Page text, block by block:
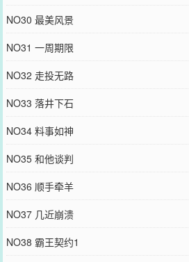
NO30 最美风景
NO31 一周期限
NO32 走投无路
NO33 落井下石
NO34 料事如神
NO35 和他谈判
NO36 顺手牵羊
NO37 几近崩溃
NO38 霸王契约1